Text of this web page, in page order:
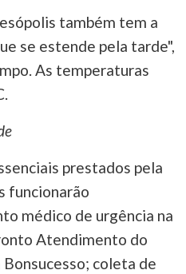
também tem a
se estende pela tarde",
As temperaturas
prestados pela
funcionarão
médico de urgência na
Atendimento do
coleta de